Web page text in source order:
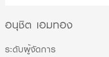
อนุชิต เอมทอง
ระดับผู้จัดการ